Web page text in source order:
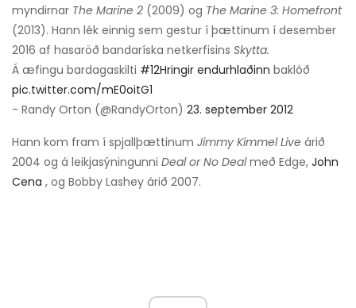
myndirnar The Marine 2 (2009) og The Marine 3: Homefront
(2013). Hann lék einnig sem gestur í þættinum í desember
2016 af hasaröð bandaríska netkerfisins Skytta.
Á æfingu bardagaskilti #12Hringir endurhlaðinn baklóð
pic.twitter.com/mE0oitG1
- Randy Orton (@RandyOrton) 23. september 2012
Hann kom fram í spjallþættinum Jimmy Kimmel Live árið
2004 og á leikjasýningunni Deal or No Dealmeð Edge, John
Cena , og Bobby Lashey árið 2007.